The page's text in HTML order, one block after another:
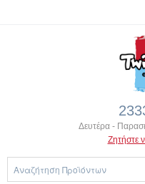
Δευτέρα -
Ζητήστε